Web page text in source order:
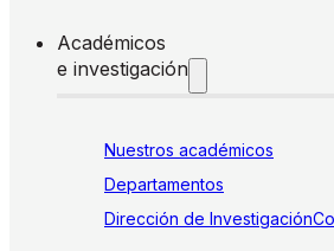
Académicos
e investigación
Nuestros académicos
Departamentos
Dirección de Investigación